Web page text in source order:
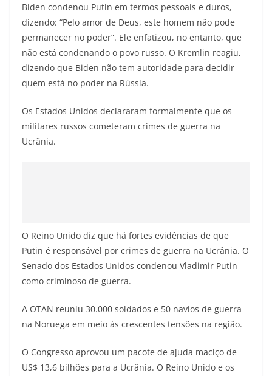
Biden condenou Putin em termos pessoais e duros,
dizendo: “Pelo amor de Deus, este homem não pode
permanecer no poder”. Ele enfatizou, no entanto, que
não está condenando o povo russo. O Kremlin reagiu,
dizendo que Biden não tem autoridade para decidir
quem está no poder na Rússia.
Os Estados Unidos declararam formalmente que os
militares russos cometeram crimes de guerra na
Ucrânia.
O Reino Unido diz que há fortes evidências de que
Putin é responsável por crimes de guerra na Ucrânia. O
Senado dos Estados Unidos condenou Vladimir Putin
como criminoso de guerra.
A OTAN reuniu 30.000 soldados e 50 navios de guerra
na Noruega em meio às crescentes tensões na região.
O Congresso aprovou um pacote de ajuda maciço de
US$ 13,6 bilhões para a Ucrânia. O Reino Unido e os